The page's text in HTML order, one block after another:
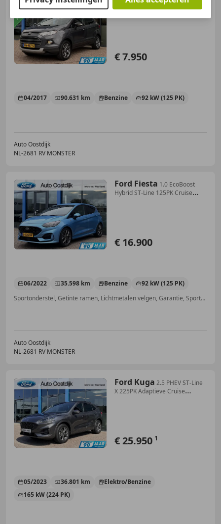
Titanium 125PK !!Nieuwe
€ 7.950
04/2017 90.631 km Benzine 92 kW (125 PK)
Auto Oostdijk
NL-2681 RV MONSTER
Ford Fiesta 1.0 EcoBoost
Hybrid ST-Line 125PK Cruise
€ 16.900
06/2022 35.598 km Benzine
92 kW (125 PK)
Sportonderstel, Getinte ramen, Lichtmetalen velgen, Garantie, Sportstoelen, Alarm, Emergency Brake Assist, Android Auto
Auto Oostdijk
NL-2681 RV MONSTER
Ford Kuga 2.5 PHEV ST-Line
X 225PK Adaptieve Cruise
€ 25.950 1
05/2023 36.801 km
Elektro/Benzine
165 kW (224 PK)